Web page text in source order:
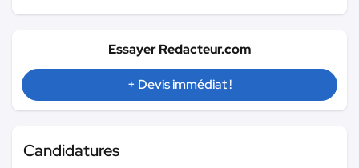
Essayer Redacteur.com
+ Devis immédiat !
Candidatures